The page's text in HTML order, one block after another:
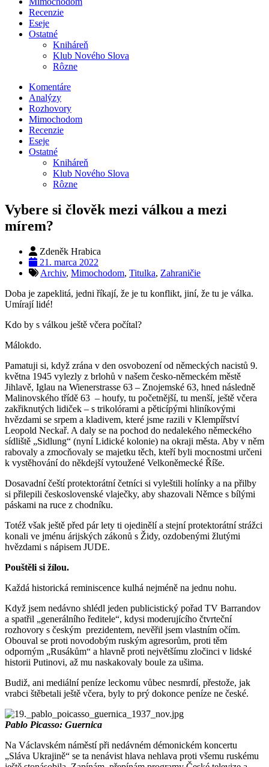
Recenzie
Eseje
Ostatné
Kniháreň
Klub Nového Slova
Rôzne
Komentáre
Analýzy
Rozhovory
Mimochodom
Recenzie
Eseje
Ostatné
Kniháreň
Klub Nového Slova
Rôzne
Vybere si člověk mezi válkou a mezi
mírem?
Zdeněk Hrabica
21. marca 2022
Archiv, Mimochodom, Titulka, Zahraničie
Doba je zapeklitá, jedni říkají, že je tu konflikt, jiní, že tu je válka.
Umírají lidé!
Kdo by s válkou ještě včera počítal?
Málokdo.
Pamatuji si, když zrána v den osvobození od německých nacistů 9.
května 1945 vylezly z brlohů v našem česko-německém městě
Jihlavě, Iglau na Wienerstrasse 63 – Znojemské 63, hned následně
Malinovského třídě 63 – houfy, tu početnější, tu menší, ještě včera
zakřiknutých lidiček – s trikolórami a pěticípými hliníkovými
hvězdami se srpem a kladivem, které jsme razili v Klempířství
Leopold Neckař. A daly se na pochod do nedalekého německého
sídliště „Sidlung“ (nyní Lidické kolonie) na okraji města. Aby v něm
rabovaly a zmocňovaly se majetku těch, kteří byli mocnostmi určeni
k vystěhování do někdejší vytoužené Velkoněmecké Říše.
Dosavadní čeští protektorátní četníci si vyleštili holínky a na přilby
si přilepili československé vlaječky, aby shazovali Němce s bílými
páskami na ruce z chodníku.
Totéž však ještě před pár lety ti ojedinělí a stejní protektorátní strážci
konali ve jménu árijských zákonů s Židy, ozdobenými žlutými
hvězdami s nápisem JUDE.
Pouštěli si žílou.
Každá historická reminiscence kulhá nejméně na jednu nohu.
Když jsem nedávno shlédl jeden publicistický pořad TV Barrandov
a spatřil „generálního ředitele“, kdysi moderujícího čtvrteční
rozhovory s českým prezidentem, nevěřil jsem vlastním očím.
Obouval se proti novodobým ruským agresorům, proti těm
odporným „Rusákům“ a hlavně proti největšímu zločinci v lidské
historii Putinovi, až mu naskakovaly boule za ušima.
Budiž, ani mediální peníze leckomu vůbec nesmrdí, přestože, jak
vrabci štěbetali ještě včera, byly to prý dokonce peníze ne české.
Pablo Picasso: Guernica
Na Václavském náměstí při nedávném démonickém koncertu
„Sláva Ukrajině“ se ta nenávist hlava nehlava proti všemu ruskému